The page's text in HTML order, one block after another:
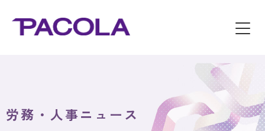
労務・人事ニュース